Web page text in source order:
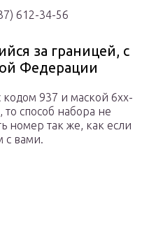
612-34-56
за границей, с
Федерации
937 и маской 6xx-
то способ набора не
номер так же, как если
с вами.